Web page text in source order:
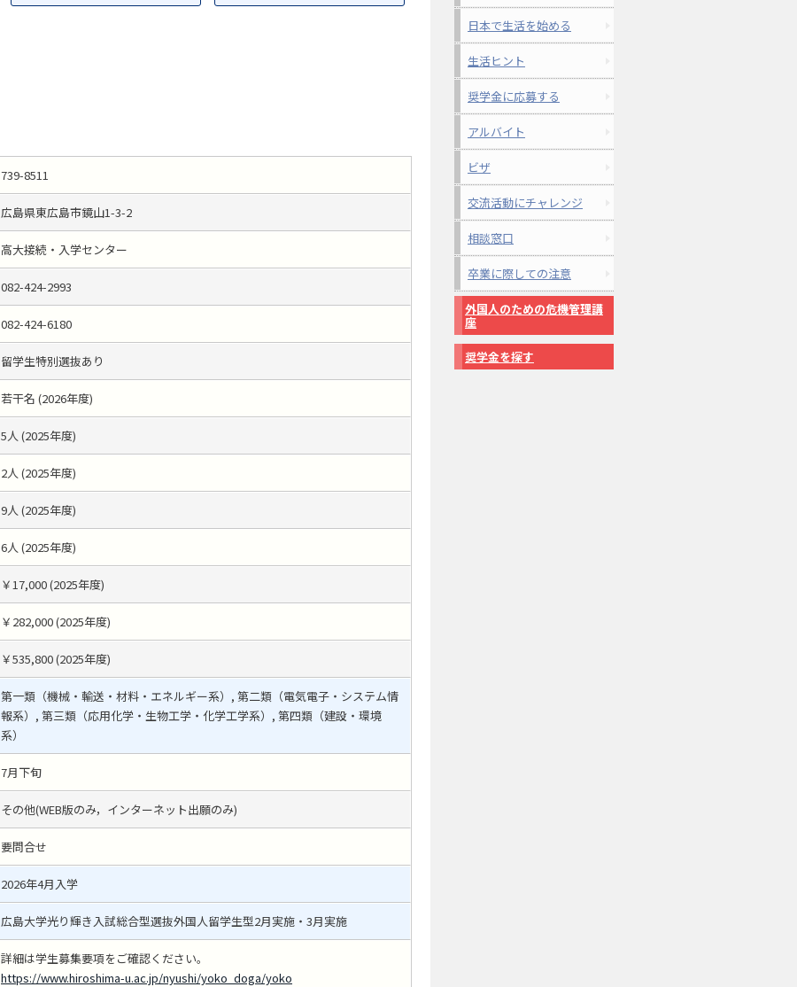
739-8511
広島県東広島市鏡山1-3-2
高大接続・入学センター
082-424-2993
082-424-6180
留学生特別選抜あり
若干名 (2026年度)
5人 (2025年度)
2人 (2025年度)
9人 (2025年度)
6人 (2025年度)
￥17,000 (2025年度)
￥282,000 (2025年度)
￥535,800 (2025年度)
第一類（機械・輸送・材料・エネルギー系）, 第二類（電気電子・システム情
報系）, 第三類（応用化学・生物工学・化学工学系）, 第四類（建設・環境
系）
7月下旬
その他(WEB版のみ，インターネット出願のみ)
要問合せ
2026年4月入学
広島大学光り輝き入試総合型選抜外国人留学生型2月実施・3月実施
詳細は学生募集要項をご確認ください。
https://www.hiroshima-u.ac.jp/nyushi/yoko_doga/yoko
日本で生活を始める
生活ヒント
奨学金に応募する
アルバイト
ビザ
交流活動にチャレンジ
相談窓口
卒業に際しての注意
外国人のための危機管理講
座
奨学金を探す